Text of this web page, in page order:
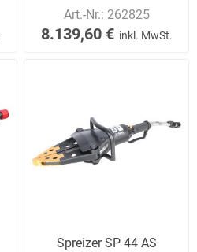
Art.-Nr.: 262825
8.139,60 € inkl. MwSt.
Spreizer SP 44 AS